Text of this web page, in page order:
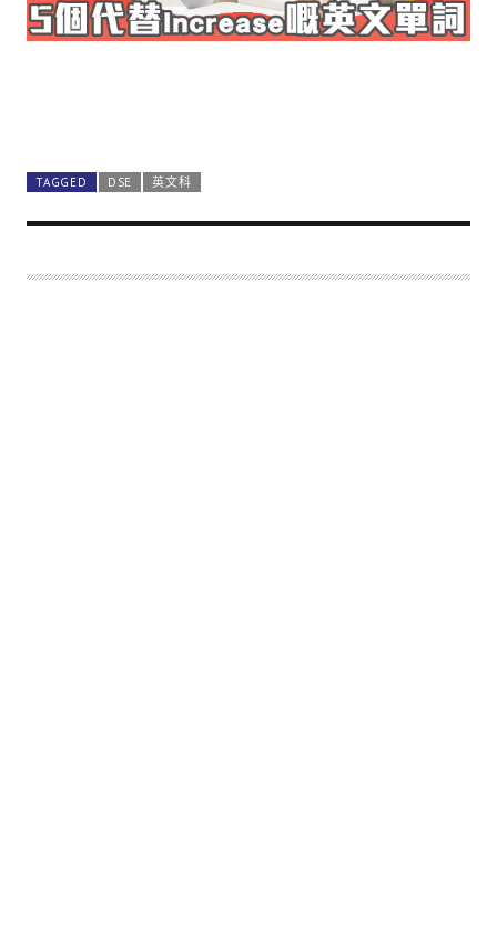
TAGGED DSE 英文科